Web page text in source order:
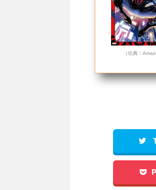
（出典：